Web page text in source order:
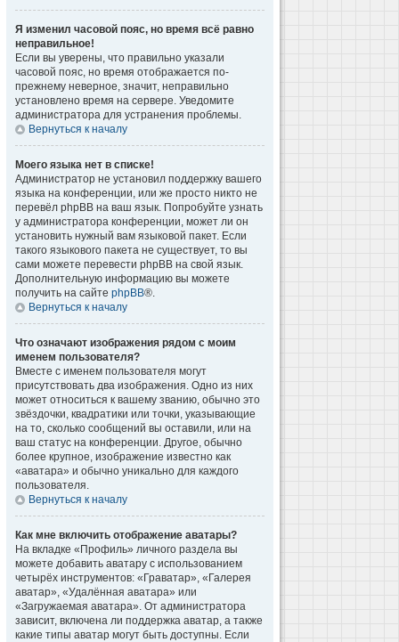
Я изменил часовой пояс, но время всё равно
неправильное!
Если вы уверены, что правильно указали
часовой пояс, но время отображается по-
прежнему неверное, значит, неправильно
установлено время на сервере. Уведомите
администратора для устранения проблемы.
Вернуться к началу
Моего языка нет в списке!
Администратор не установил поддержку вашего
языка на конференции, или же просто никто не
перевёл phpBB на ваш язык. Попробуйте узнать
у администратора конференции, может ли он
установить нужный вам языковой пакет. Если
такого языкового пакета не существует, то вы
сами можете перевести phpBB на свой язык.
Дополнительную информацию вы можете
получить на сайте phpBB®.
Вернуться к началу
Что означают изображения рядом с моим
именем пользователя?
Вместе с именем пользователя могут
присутствовать два изображения. Одно из них
может относиться к вашему званию, обычно это
звёздочки, квадратики или точки, указывающие
на то, сколько сообщений вы оставили, или на
ваш статус на конференции. Другое, обычно
более крупное, изображение известно как
«аватара» и обычно уникально для каждого
пользователя.
Вернуться к началу
Как мне включить отображение аватары?
На вкладке «Профиль» личного раздела вы
можете добавить аватару с использованием
четырёх инструментов: «Граватар», «Галерея
аватар», «Удалённая аватара» или
«Загружаемая аватара». От администратора
зависит, включена ли поддержка аватар, а также
какие типы аватар могут быть доступны. Если